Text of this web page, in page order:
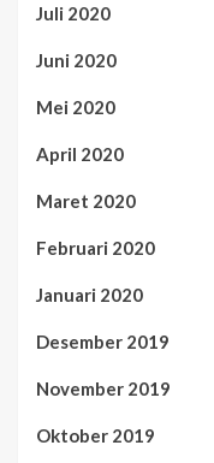
Juli 2020
Juni 2020
Mei 2020
April 2020
Maret 2020
Februari 2020
Januari 2020
Desember 2019
November 2019
Oktober 2019